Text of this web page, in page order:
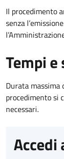
Il procedimento
senza
Tempi e
Durata
procedimento si
necessari.
Accedi